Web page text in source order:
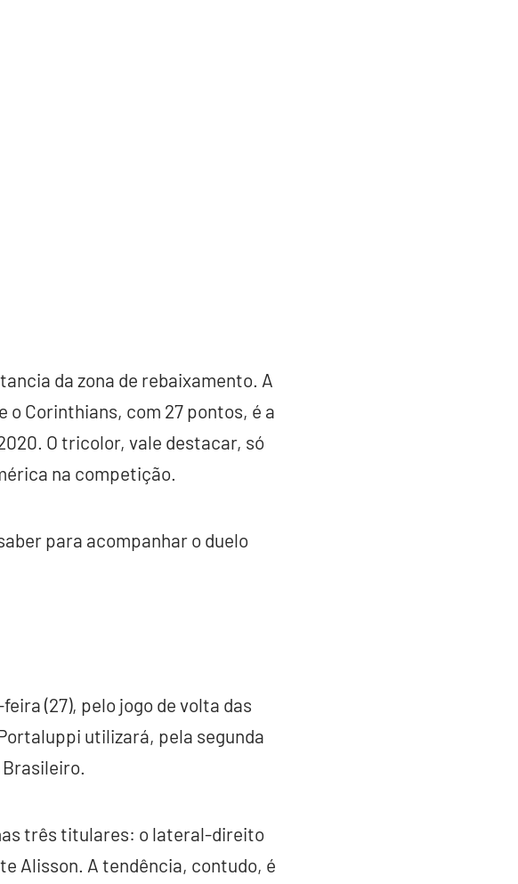
da zona de rebaixamento. A
Corinthians, com 27 pontos, é a
O tricolor, vale destacar, só
na competição.
para acompanhar o duelo
(27), pelo jogo de volta das
utilizará, pela segunda
três titulares: o lateral-direito
Alisson. A tendência, contudo, é